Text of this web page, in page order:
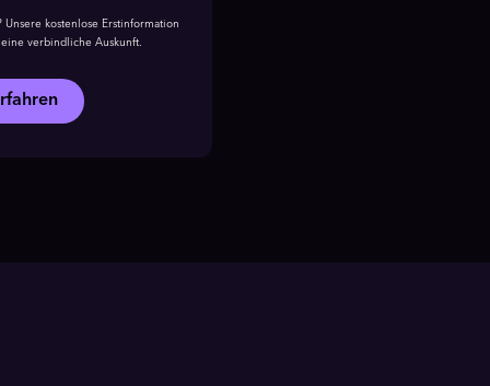
kostenlose Erstinformation
verbindliche Auskunft.